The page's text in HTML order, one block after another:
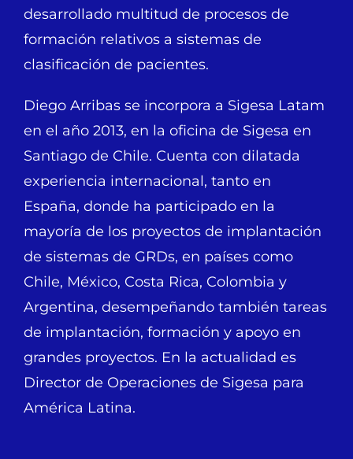
desarrollado multitud de procesos de
formación relativos a sistemas de
clasificación de pacientes.
Diego Arribas se incorpora a Sigesa Latam
en el año 2013, en la oficina de Sigesa en
Santiago de Chile. Cuenta con dilatada
experiencia internacional, tanto en
España, donde ha participado en la
mayoría de los proyectos de implantación
de sistemas de GRDs, en países como
Chile, México, Costa Rica, Colombia y
Argentina, desempeñando también tareas
de implantación, formación y apoyo en
grandes proyectos. En la actualidad es
Director de Operaciones de Sigesa para
América Latina.